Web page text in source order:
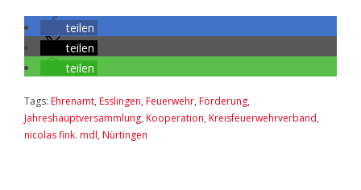
teilen
teilen
teilen
Tags: Ehrenamt, Esslingen, Feuerwehr, Förderung,
Jahreshauptversammlung, Kooperation, Kreisfeuerwehrverband,
nicolas fink. mdl, Nürtingen